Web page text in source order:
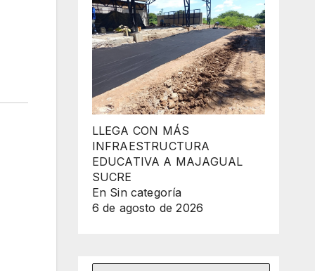
LLEGA CON MÁS
INFRAESTRUCTURA
EDUCATIVA A MAJAGUAL
SUCRE
En Sin categoría
6 de agosto de 2026